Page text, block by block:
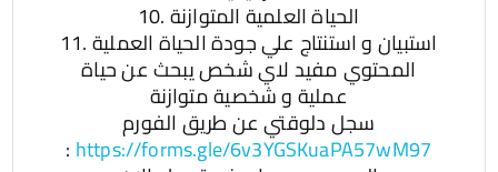
10. الحياة العلمية المتوازنة
11. استبيان و استنتاج علي جودة الحياة العملية
المحتوي مفيد لاي شخص يبحث عن حياة
عملية و شخصية متوازنة
سجل دلوقتي عن طريق الفورم
: https://forms.gle/6v3YGSKuaPA57wM97